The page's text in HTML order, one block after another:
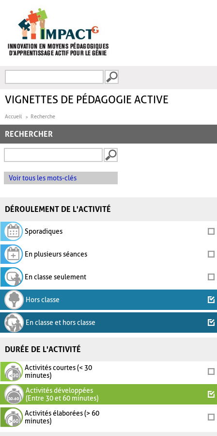
FORMULAIRE DE
VIGNETTES DE PÉDAGOGIE ACTIVE
Accueil Recherche
RECHERCHER
Voir tous les mots-clés
DÉROULEMENT DE L'ACTIVITÉ
Sporadiques
En plusieurs séances
En classe seulement
Hors classe
En classe et hors classe
DURÉE DE L'ACTIVITÉ
Activités courtes (< 30
minutes)
Activités développées
(Entre 30 et 60 minutes)
Activités élaborées (> 60
minutes)